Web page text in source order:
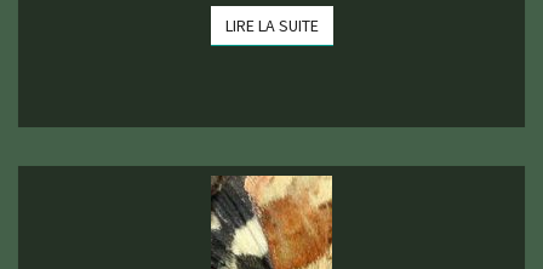
LIRE LA SUITELIRE LA SUITE